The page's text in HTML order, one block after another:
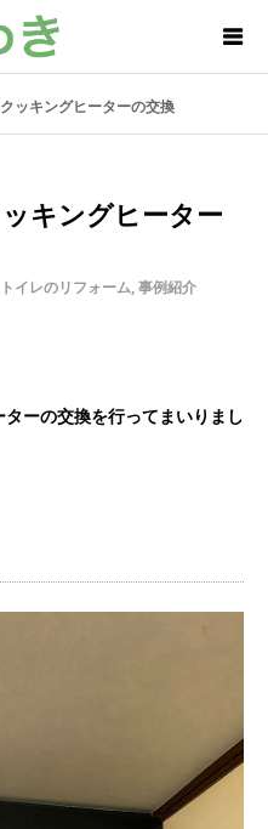
ッキングヒーターの交換
キングヒーター
イレのリフォーム,事例紹介
ーの交換を行ってまいりまし